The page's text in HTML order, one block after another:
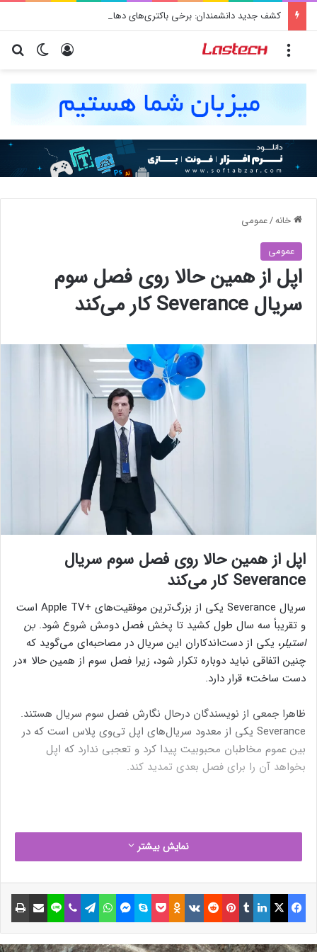
تغییر ورود
خانه/عمومی
عمومی
اپل از همین حالا روی فصل سوم
سریال Severance کار می‌کند
اپل از همین حالا روی فصل سوم سریال
Severance کار می‌کند
سریال Severance یکی از بزرگ‌ترین موفقیت‌های +Apple TV است
و تقریباً سه سال طول کشید تا پخش فصل دومش شروع شود. بن
استیلر، یکی از دست‌اندکاران این سریال در مصاحبه‌ای می‌گوید که
چنین اتفاقی نباید دوباره تکرار شود، زیرا فصل سوم از همین حالا «در
دست ساخت» قرار دارد.
ظاهرا جمعی از نویسندگان درحال نگارش فصل سوم سریال هستند.
Severance یکی از معدود سریال‌های اپل تی‌وی پلاس است که در
بین عموم مخاطبان محبوبیت پیدا کرد و تعجبی ندارد که اپل
بخواهد آن را برای فصل بعدی تمدید کند.
نمایش بیشتر
فیسبوک ایکس لینکداین تامبلر پینتریست Reddit
VKontakte
Odnoklassniki پاکت اسکایپ مسنجر واتس آپ تلگرام وایبر لاین اشتراک گذاری با ایمیل